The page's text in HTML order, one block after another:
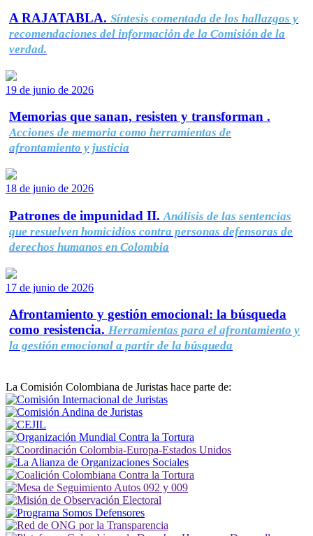
A RAJATABLA. Síntesis comentada de los hallazgos y
recomendaciones del información de la Comisión de la
verdad.
19 de junio de 2026
Memorias que sanan, resisten y transforman .
Acciones de memoria como herramientas de
afrontamiento y justicia
18 de junio de 2026
Patrones de impunidad II. Análisis de las sentencias
que resuelven homicidios contra personas defensoras de
derechos humanos en Colombia
17 de junio de 2026
Afrontamiento y gestión emocional: la búsqueda
como resistencia. Herramientas para el afrontamiento y
la gestión emocional a partir de la búsqueda
La Comisión Colombiana de Juristas hace parte de: